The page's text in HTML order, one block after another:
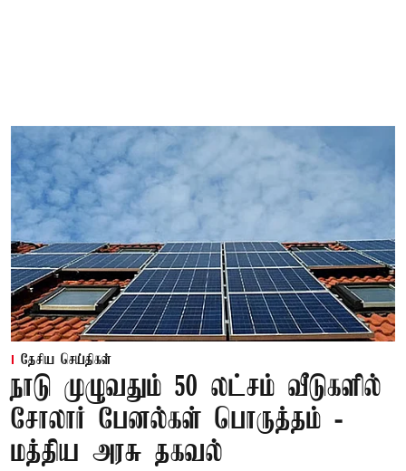
தேசிய செய்திகள்
நாடு முழுவதும் 50 லட்சம் வீடுகளில்
சோலார் பேனல்கள் பொருத்தம் -
மத்திய அரசு தகவல்